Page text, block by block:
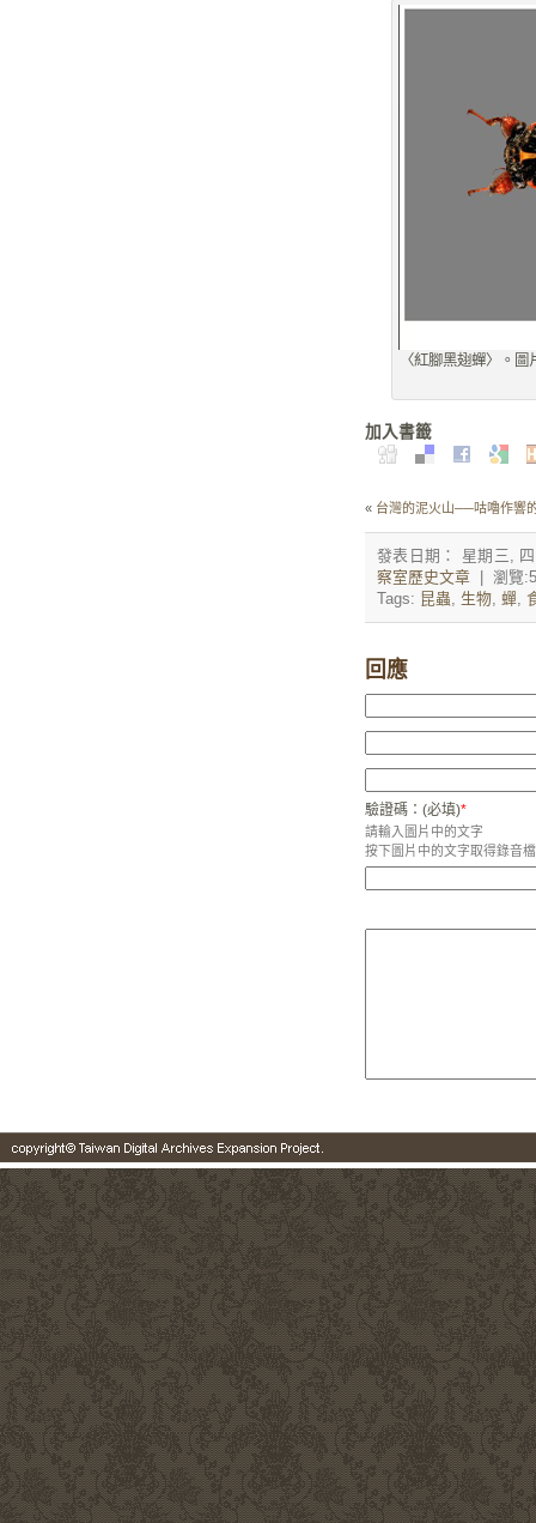
〈紅腳黑翅蟬〉。
加入書籤
« 台灣的泥火山──咕嚕作響
發表日期： 星期三,
察室歷史文章 | 瀏覽:
Tags: 昆蟲, 生物, 蟬,
回應
驗證碼：(必填)*
請輸入圖片中的文字
按下圖片中的文字取得錄音檔